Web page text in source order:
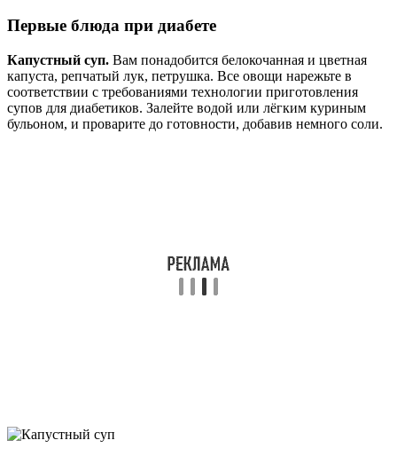
Первые блюда при диабете
Капустный суп. Вам понадобится белокочанная и цветная
капуста, репчатый лук, петрушка. Все овощи нарежьте в
соответствии с требованиями технологии приготовления
супов для диабетиков. Залейте водой или лёгким куриным
бульоном, и проварите до готовности, добавив немного соли.